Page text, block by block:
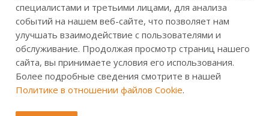
2016-2026 © VALBERGSAFE.RU — Интернет-магазин
сейфов Valberg и металлической мебели Практик.
Продажа сейфов для дома и офиса, металлических
шкафов, стеллажей, металлических дверей.
Информация о розничных ценах, технических
характеристиках, наличии на складе носит справочный
характер и не является публичной офертой,
специалистами и третьими лицами, для анализа
событий на нашем веб-сайте, что позволяет нам
улучшать взаимодействие с пользователями и
обслуживание. Продолжая просмотр страниц нашего
сайта, вы принимаете условия его использования.
Более подробные сведения смотрите в нашей
Политике в отношении файлов Cookie.